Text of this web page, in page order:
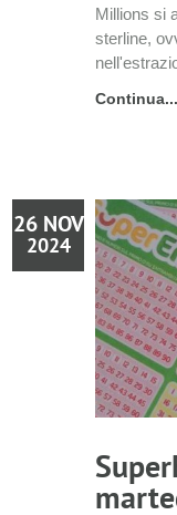
Millions si
sterline,
Continua...
26 NOV
2024